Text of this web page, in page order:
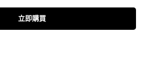
立即購買